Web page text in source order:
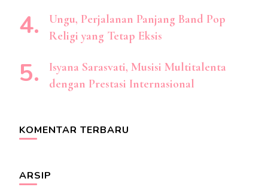
Ungu, Perjalanan Panjang Band Pop
Religi yang Tetap Eksis
Isyana Sarasvati, Musisi Multitalenta
dengan Prestasi Internasional
KOMENTAR TERBARU
ARSIP